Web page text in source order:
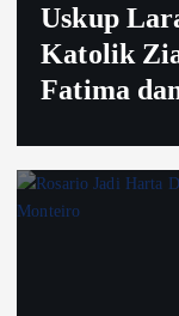
Uskup
Katolik
Fatima